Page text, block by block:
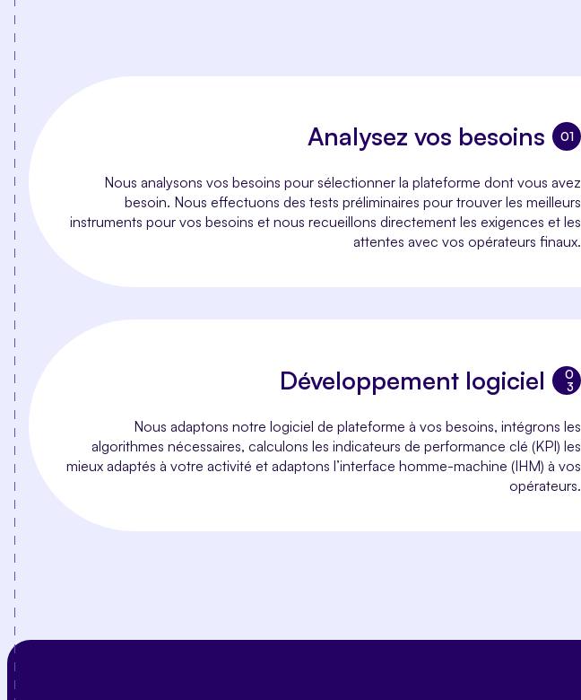
Analysez vos besoins
Nous analysons vos besoins pour sélectionner la plateforme dont vous avez
besoin. Nous effectuons des tests préliminaires pour trouver les meilleurs
instruments pour vos besoins et nous recueillons directement les exigences et les
attentes avec vos opérateurs finaux.
Développement logiciel
Nous adaptons notre logiciel de plateforme à vos besoins, intégrons les
algorithmes nécessaires, calculons les indicateurs de performance clé (KPI) les
mieux adaptés à votre activité et adaptons l’interface homme-machine (IHM) à vos
opérateurs.